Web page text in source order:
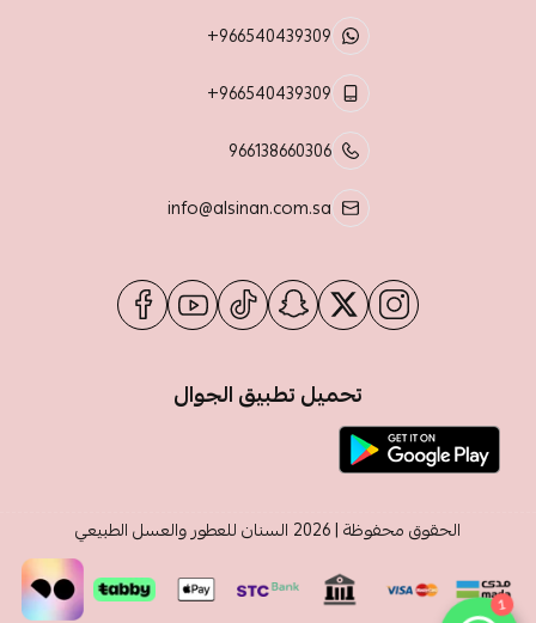
+966540439309
+966540439309
966138660306
info@alsinan.com.sa
تحميل تطبيق الجوال
الحقوق محفوظة | 2026 السنان للعطور والعسل الطبيعي
1